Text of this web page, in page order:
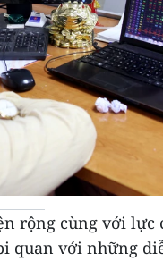
rộng cùng với lực
quan với những